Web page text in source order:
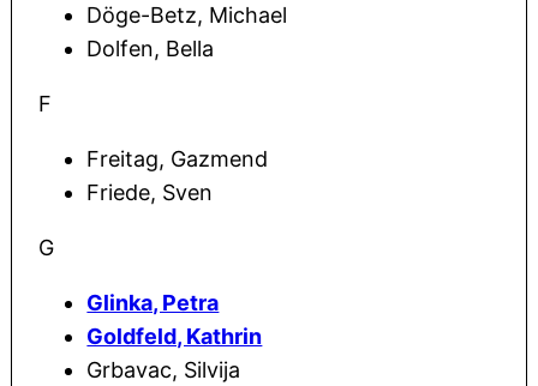
Döge-Betz, Michael
Dolfen, Bella
F
Freitag, Gazmend
Friede, Sven
G
Glinka, Petra
Goldfeld, Kathrin
Grbavac, Silvija